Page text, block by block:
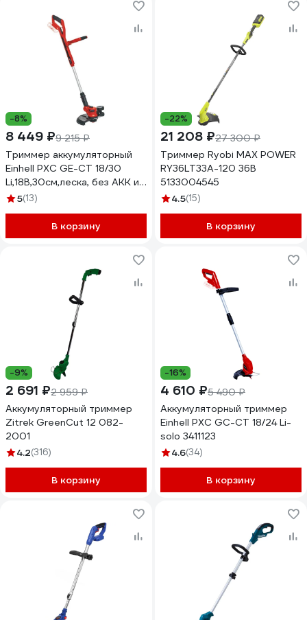
-8%
8 449 ₽9 215 ₽
Триммер аккумуляторный
Einhell PXC GE-CT 18/30
Li,18В,30см,леска, без АКК и
ЗУ 3411250
5(13)
В корзину
-22%
21 208 ₽27 300 ₽
Триммер Ryobi MAX POWER
RY36LT33A-120 36В
5133004545
4.5(15)
В корзину
-9%
2 691 ₽2 959 ₽
Аккумуляторный триммер
Zitrek GreenCut 12 082-
2001
4.2(316)
В корзину
-16%
4 610 ₽5 490 ₽
Аккумуляторный триммер
Einhell PXC GC-CT 18/24 Li-
solo 3411123
4.6(34)
В корзину